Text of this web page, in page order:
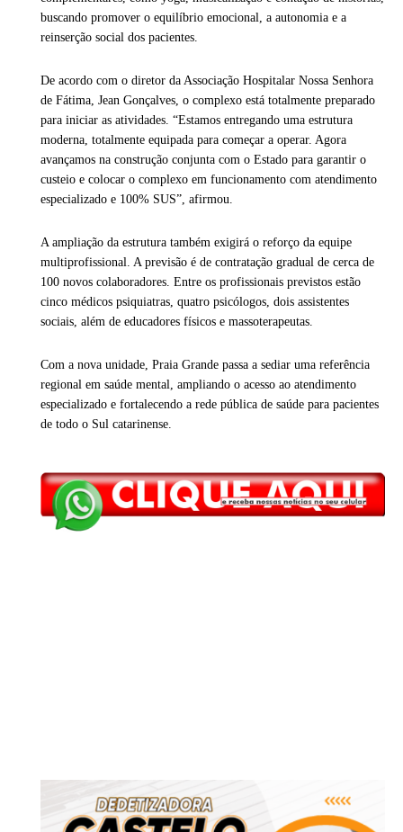
buscando promover o equilíbrio emocional, a autonomia e a
reinserção social dos pacientes.
De acordo com o diretor da Associação Hospitalar Nossa Senhora
de Fátima, Jean Gonçalves, o complexo está totalmente preparado
para iniciar as atividades. “Estamos entregando uma estrutura
moderna, totalmente equipada para começar a operar. Agora
avançamos na construção conjunta com o Estado para garantir o
custeio e colocar o complexo em funcionamento com atendimento
especializado e 100% SUS”, afirmou.
A ampliação da estrutura também exigirá o reforço da equipe
multiprofissional. A previsão é de contratação gradual de cerca de
100 novos colaboradores. Entre os profissionais previstos estão
cinco médicos psiquiatras, quatro psicólogos, dois assistentes
sociais, além de educadores físicos e massoterapeutas.
Com a nova unidade, Praia Grande passa a sediar uma referência
regional em saúde mental, ampliando o acesso ao atendimento
especializado e fortalecendo a rede pública de saúde para pacientes
de todo o Sul catarinense.